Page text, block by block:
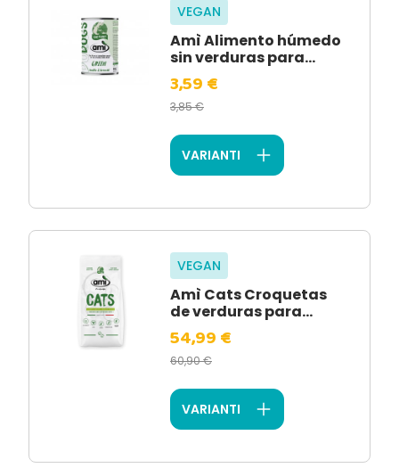
VEGAN
Amì Alimento húmedo
sin verduras para...
3,59 €
3,85 €
VARIANTI
VEGAN
Amì Cats Croquetas
de verduras para...
54,99 €
60,90 €
VARIANTI